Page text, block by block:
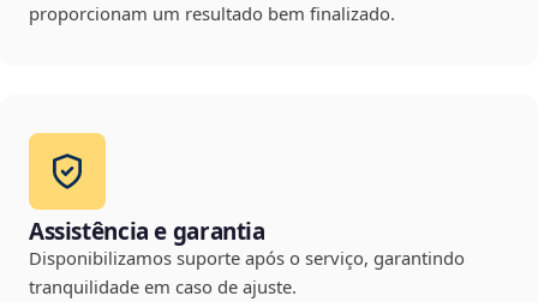
proporcionam um resultado bem finalizado.
Assistência e garantia
Disponibilizamos suporte após o serviço, garantindo
tranquilidade em caso de ajuste.